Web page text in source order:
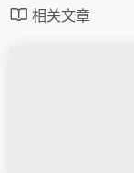
相关文章